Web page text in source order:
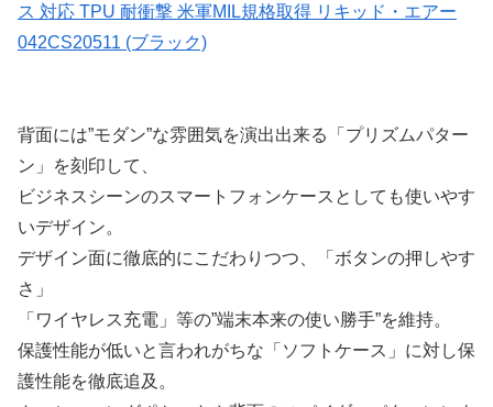
ス 対応 TPU 耐衝撃 米軍MIL規格取得 リキッド・エアー
042CS20511 (ブラック)
背面には”モダン”な雰囲気を演出出来る「プリズムパター
ン」を刻印して、
ビジネスシーンのスマートフォンケースとしても使いやす
いデザイン。
デザイン面に徹底的にこだわりつつ、「ボタンの押しやす
さ」
「ワイヤレス充電」等の”端末本来の使い勝手”を維持。
保護性能が低いと言われがちな「ソフトケース」に対し保
護性能を徹底追及。